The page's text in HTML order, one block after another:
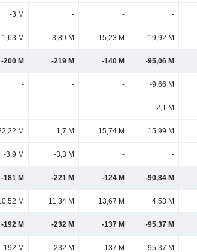
-3 M - - -
1,63 M -3,89 M -15,23 M -19,92 M
-200 M -219 M -140 M -95,06 M
- - - -9,66 M
- - - -2,1 M
M 1,7 M 15,74 M 15,99 M
-3,9 M -3,3 M - -
-181 M -221 M -124 M -90,84 M
M 11,34 M 13,67 M 4,53 M
-192 M -232 M -137 M -95,37 M
-192 M -232 M -137 M -95,37 M